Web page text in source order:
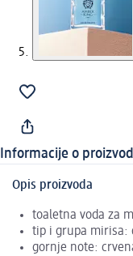
Informacije o
Opis proizvoda
toaletna voda za
tip i grupa mirisa:
gornje note: